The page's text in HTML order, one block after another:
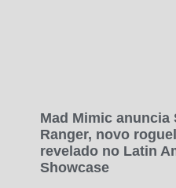
Mad Mimic anuncia
Ranger, novo
revelado no Latin
Showcase